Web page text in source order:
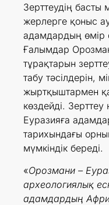
Зерттеудің
жерлерге қоныс
адамдардың өмір
Ғалымдар
тұрақтарын
табу тәсілдерін,
жыртқыштармен
көздейді. Зерттеу
Еуразияға
тарихындағы
мүмкіндік береді.
«Орозмани –
археологиялық
адамдардың